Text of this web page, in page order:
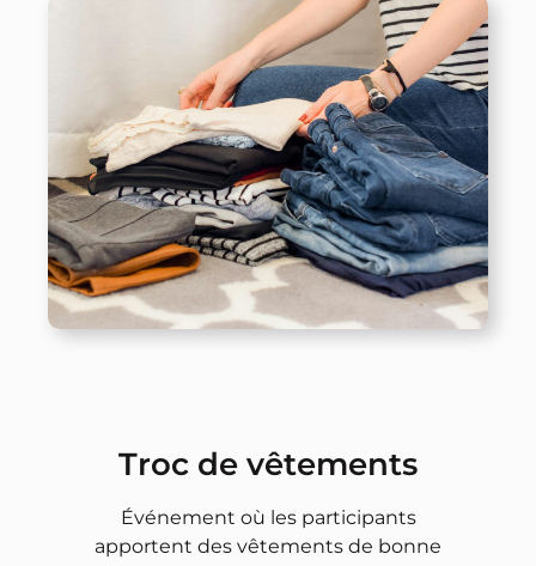
Troc de vêtements
Événement où les participants
apportent des vêtements de bonne